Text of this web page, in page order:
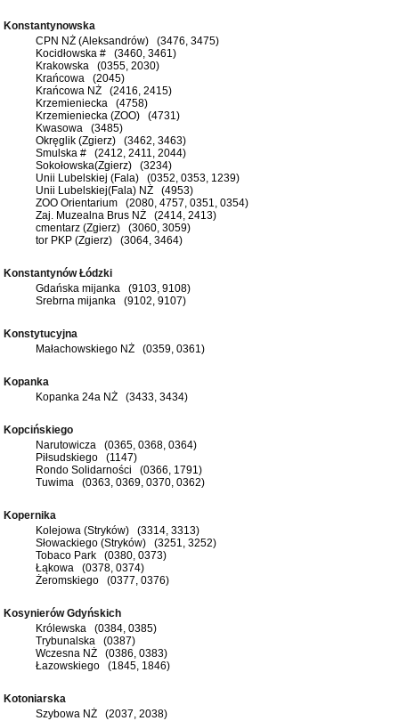
Konstantynowska
CPN NŻ (Aleksandrów) (3476, 3475)
Kocidłowska # (3460, 3461)
Krakowska (0355, 2030)
Krańcowa (2045)
Krańcowa NŻ (2416, 2415)
Krzemieniecka (4758)
Krzemieniecka (ZOO) (4731)
Kwasowa (3485)
Okręglik (Zgierz) (3462, 3463)
Smulska # (2412, 2411, 2044)
Sokołowska(Zgierz) (3234)
Unii Lubelskiej (Fala) (0352, 0353, 1239)
Unii Lubelskiej(Fala) NŻ (4953)
ZOO Orientarium (2080, 4757, 0351, 0354)
Zaj. Muzealna Brus NŻ (2414, 2413)
cmentarz (Zgierz) (3060, 3059)
tor PKP (Zgierz) (3064, 3464)
Konstantynów Łódzki
Gdańska mijanka (9103, 9108)
Srebrna mijanka (9102, 9107)
Konstytucyjna
Małachowskiego NŻ (0359, 0361)
Kopanka
Kopanka 24a NŻ (3433, 3434)
Kopcińskiego
Narutowicza (0365, 0368, 0364)
Piłsudskiego (1147)
Rondo Solidarności (0366, 1791)
Tuwima (0363, 0369, 0370, 0362)
Kopernika
Kolejowa (Stryków) (3314, 3313)
Słowackiego (Stryków) (3251, 3252)
Tobaco Park (0380, 0373)
Łąkowa (0378, 0374)
Żeromskiego (0377, 0376)
Kosynierów Gdyńskich
Królewska (0384, 0385)
Trybunalska (0387)
Wczesna NŻ (0386, 0383)
Łazowskiego (1845, 1846)
Kotoniarska
Szybowa NŻ (2037, 2038)